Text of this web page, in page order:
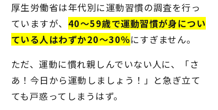
厚生労働省は年代別に運動習慣の調査を行っ
ていますが、 40～59歳で運動習慣が身につい
ている人はわずか20～30％にすぎません。
ただ、運動に慣れ親しんでいない人に、「さ
あ！今日から運動しましょう！」と急ぎ立て
ても戸惑ってしまうはず。